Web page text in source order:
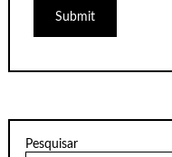
Pesquisar